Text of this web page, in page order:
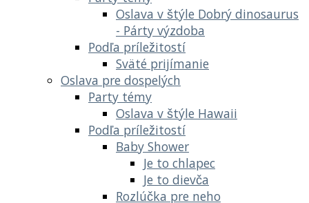
Oslava v štýle Dobrý dinosaurus
- Párty výzdoba
Podľa príležitostí
Sväté prijímanie
Oslava pre dospelých
Party témy
Oslava v štýle Hawaii
Podľa príležitostí
Baby Shower
Je to chlapec
Je to dievča
Rozlúčka pre neho